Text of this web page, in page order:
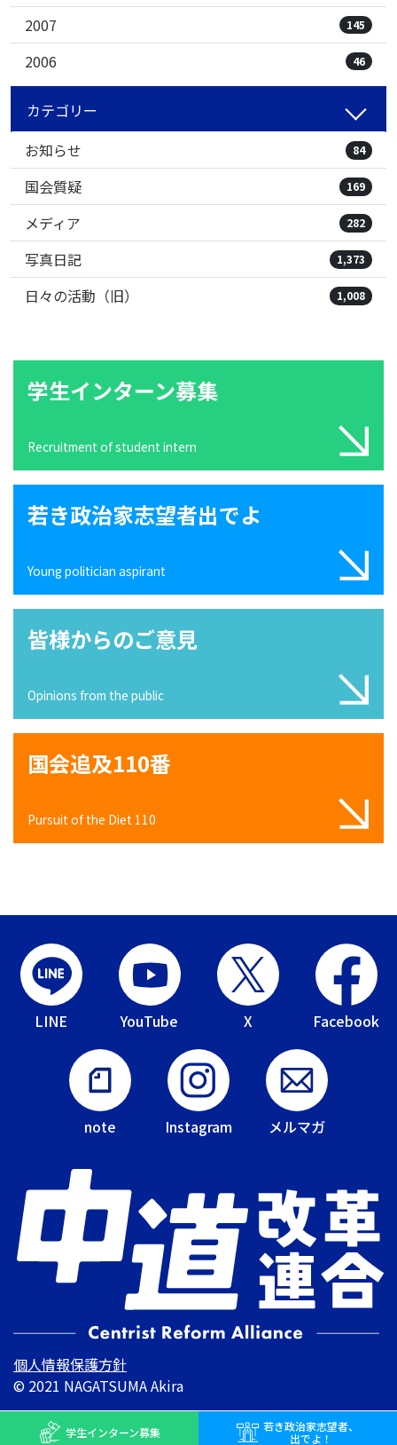
2007 145
2006 46
カテゴリー
お知らせ
84
国会質疑 169
メディア 282
写真日記 1,373
日々の活動（旧） 1,008
学生インターン募集
Recruitment of student intern
若き政治家志望者出でよ
Young politician aspirant
皆様からのご意見
Opinions from the public
国会追及110番
Pursuit of the Diet 110
LINE YouTube X Facebook
note Instagram メルマガ
個人情報保護方針
© 2021 NAGATSUMA Akira
学生インターン募集 若き政治家志望者、
出でよ！